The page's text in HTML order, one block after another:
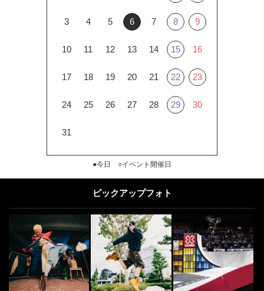
3 4 5 6 7 8 9
10 11 12 13 14 15 16
17 18 19 20 21 22 23
24 25 26 27 28 29 30
31
●今日 ○イベント開催日
ピックアップフォト